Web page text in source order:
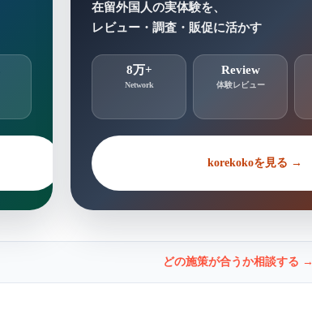
在留外国人の実体験を、
レビュー・調査・販促に活かす
8万+
Network
Review
体験レビュー
korekokoを見る →
どの施策が合うか相談する →